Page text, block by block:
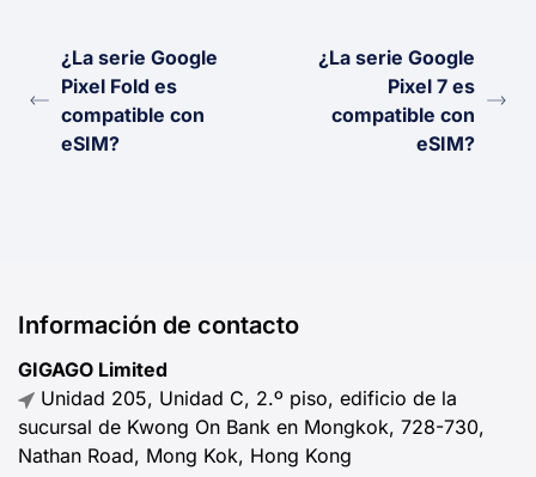
¿La serie Google
Pixel Fold es
compatible con
eSIM?
¿La serie Google
Pixel 7 es
compatible con
eSIM?
Información de contacto
GIGAGO Limited
Unidad 205, Unidad C, 2.º piso, edificio de la
sucursal de Kwong On Bank en Mongkok, 728-730,
Nathan Road, Mong Kok, Hong Kong